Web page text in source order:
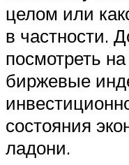
целом или
в частности.
посмотреть
биржевые
состояния
ладони.